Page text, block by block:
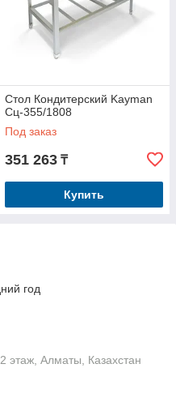
Стол Кондитерский Kayman
Сц-355/1808
Под заказ
351 263 ₸
Купить
год
этаж, Алматы, Казахстан